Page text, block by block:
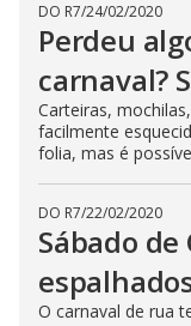
DO R7/24/02/2020
Perdeu
carnaval?
Carteiras,
facilmente
folia, mas é
DO R7/22/02/2020
Sábado
O carnaval de rua